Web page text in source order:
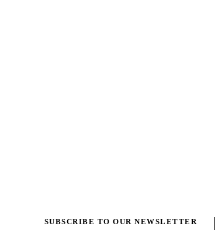
SUBSCRIBE TO OUR NEWSLETTER